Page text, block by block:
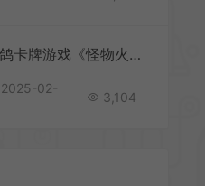
肉鸽卡牌游戏《怪物火车2》Steam试玩版已上线
2025-02-
3,104